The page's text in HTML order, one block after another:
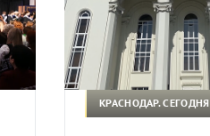
КРАСНОДАР. СЕГОДНЯ